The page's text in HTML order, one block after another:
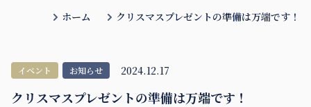
ホーム クリスマスプレゼントの準備は万端です！
イベント お知らせ 2024.12.17
クリスマスプレゼントの準備は万端です！